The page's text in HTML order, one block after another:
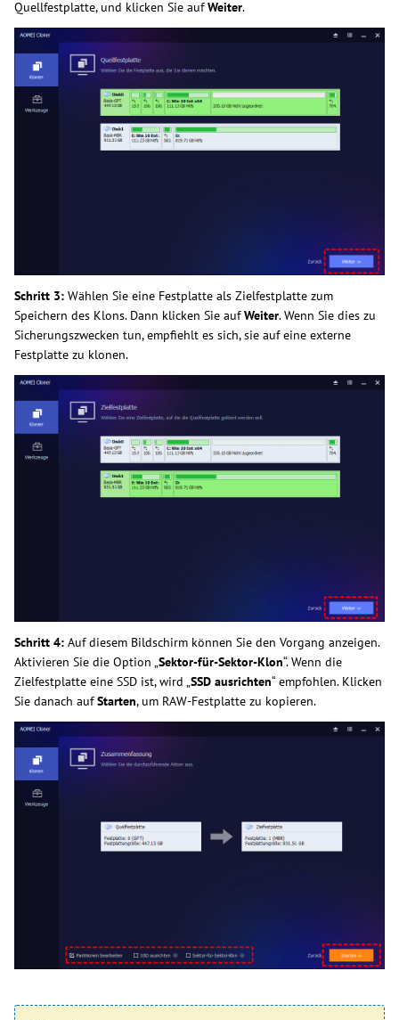
Quellfestplatte, und klicken Sie aufWeiter.
Schritt 3: Wählen Sie eine Festplatte als Zielfestplatte zum
Speichern des Klons. Dann klicken Sie aufWeiter. Wenn Sie dies zu
Sicherungszwecken tun, empfiehlt es sich, sie auf eine externe
Festplatte zu klonen.
Schritt 4: Auf diesem Bildschirm können Sie den Vorgang anzeigen.
Aktivieren Sie die Option „Sektor-für-Sektor-Klon“. Wenn die
Zielfestplatte eine SSD ist, wird „SSD ausrichten“ empfohlen. Klicken
Sie danach aufStarten, um RAW-Festplatte zu kopieren.